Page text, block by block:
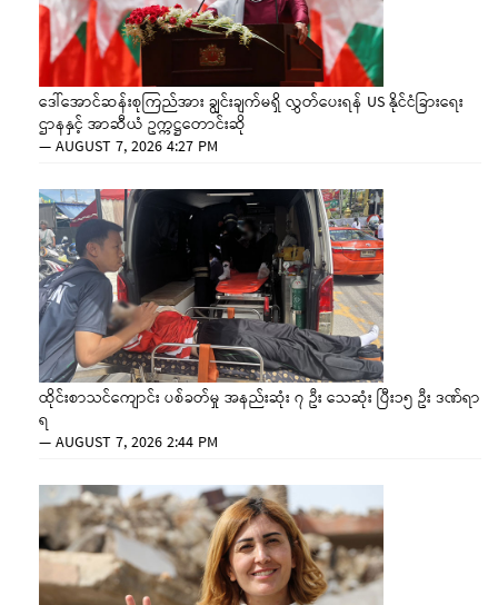
ဒေါ်အောင်ဆန်းစုကြည်အား ချွင်းချက်မရှိ လွှတ်ပေးရန် US နိုင်ငံခြားရေး
ဌာနနှင့် အာဆီယံ ဥက္ကဋ္ဌတောင်းဆို
—AUGUST 7, 2026 4:27 PM
ထိုင်းစာသင်ကျောင်း ပစ်ခတ်မှု အနည်းဆုံး ၇ ဦး သေဆုံး ပြီး၁၅ ဦး ဒဏ်ရာ
ရ
—AUGUST 7, 2026 2:44 PM